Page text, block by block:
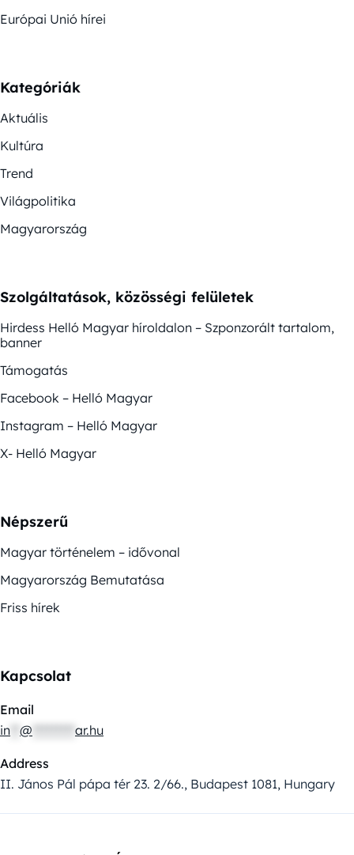
Európai Unió hírei
Kategóriák
Aktuális
Kultúra
Trend
Világpolitika
Magyarország
Szolgáltatások, közösségi felületek
Hirdess Helló Magyar híroldalon – Szponzorált tartalom,
banner
Támogatás
Facebook – Helló Magyar
Instagram – Helló Magyar
X- Helló Magyar
Népszerű
Magyar történelem – idővonal
Magyarország Bemutatása
Friss hírek
Kapcsolat
Email
in @ ar.hu
Address
II. János Pál pápa tér 23. 2/66., Budapest 1081, Hungary